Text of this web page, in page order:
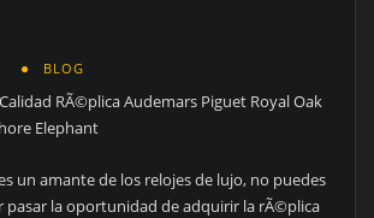
BLOG
RÃ©plica Audemars Piguet Royal Oak
Elephant
un amante de los relojes de lujo, no puedes
pasar la oportunidad de adquirir la rÃ©plica